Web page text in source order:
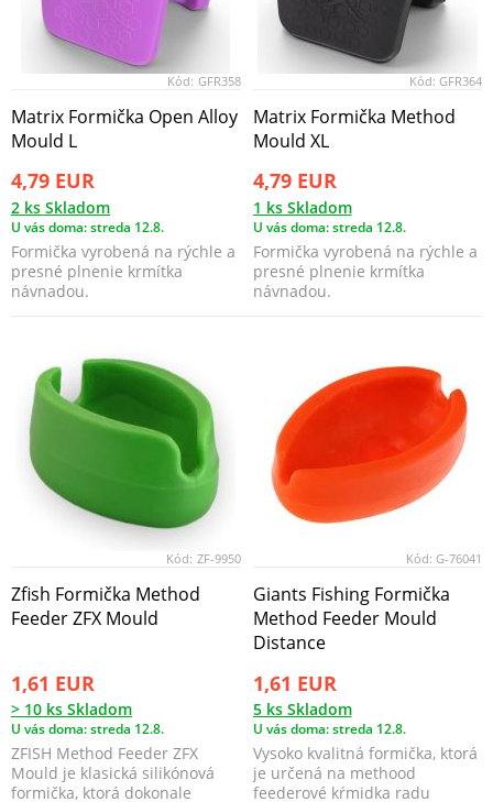
Kód: GFR358
Matrix Formička Open Alloy
Mould L
4,79 EUR
2 ks Skladom
U vás doma: streda 12.8.
Formička vyrobená na rýchle a
presné plnenie krmítka
návnadou.
Kód: GFR364
Matrix Formička Method
Mould XL
4,79 EUR
1 ks Skladom
U vás doma: streda 12.8.
Formička vyrobená na rýchle a
presné plnenie krmítka
návnadou.
Kód: ZF-9950
Zfish Formička Method
Feeder ZFX Mould
1,61 EUR
> 10 ks Skladom
U vás doma: streda 12.8.
ZFISH Method Feeder ZFX
Mould je klasická silikónová
formička, ktorá dokonale
Kód: G-76041
Giants Fishing Formička
Method Feeder Mould
Distance
1,61 EUR
5 ks Skladom
U vás doma: streda 12.8.
Vysoko kvalitná formička, ktorá
je určená na methood
feederové kŕmidka radu